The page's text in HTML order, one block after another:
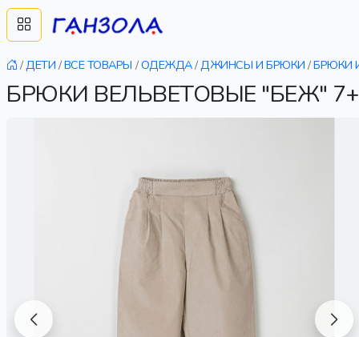
/ДЕТИ /ВСЕ ТОВАРЫ /ОДЕЖДА/ДЖИНСЫ И БРЮКИ /БРЮКИ
БРЮКИ ВЕЛЬВЕТОВЫЕ "БЕЖ" 7+